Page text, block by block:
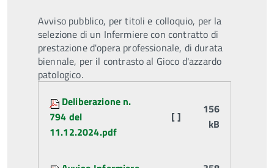
Avviso pubblico, per titoli e colloquio, per la
selezione di un Infermiere con contratto di
prestazione d'opera professionale, di durata
biennale, per il contrasto al Gioco d'azzardo
patologico.
Deliberazione n.
794 del
11.12.2024.pdf
[ ]
156
kB